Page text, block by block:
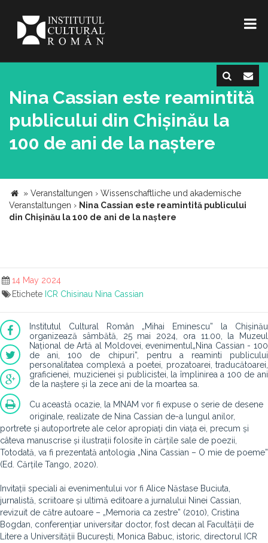
Nina Cassian este reamintită
publicului din Chișinău la
100 de ani de la naștere
» Veranstaltungen › Wissenschaftliche und akademische
Veranstaltungen › Nina Cassian este reamintită publicului
din Chișinău la 100 de ani de la naștere
14 May 2024
Etichete ICR Chisinau Nina Cassian
Institutul Cultural Român „Mihai Eminescu” la Chișinău
organizează sâmbătă, 25 mai 2024, ora 11.00, la Muzeul
Național de Artă al Moldovei, evenimentul„Nina Cassian - 100
de ani, 100 de chipuri”, pentru a reaminti publicului
personalitatea complexă a poetei, prozatoarei, traducătoarei,
graficienei, muzicienei și publicistei, la împlinirea a 100 de ani
de la naștere și la zece ani de la moartea sa.
Cu această ocazie, la MNAM vor fi expuse o serie de desene
originale, realizate de Nina Cassian de-a lungul anilor,
portrete și autoportrete ale celor apropiați din viața ei, precum și
câteva manuscrise și ilustrații folosite în cărțile sale de poezii,
Totodată, va fi prezentată antologia „Nina Cassian – O mie de poeme”
(Ed. Cărțile Tango, 2020).
Invitații speciali ai evenimentului vor fi Alice Năstase Buciuta,
jurnalistă, scriitoare și ultimă editoare a jurnalului Ninei Cassian,
revizuit de către autoare – „Memoria ca zestre” (2010), Cristina
Bogdan, conferențiar universitar doctor, fost decan al Facultății de
Litere a Universității București, Monica Babuc, istoric, directorul ICR